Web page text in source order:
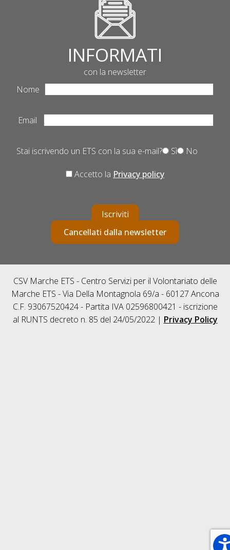
INFORMATI
con la newsletter
Nome
Email
Stai iscrivendo un ETS con la sua e-mail? Sì No
Accetto la Privacy policy
Iscriviti
Cancellati dalla newsletter
CSV Marche ETS - Centro Servizi per il Volontariato delle
Marche ETS - Via Della Montagnola 69/a - 60127 Ancona
C.F. 93067520424 - Partita IVA 02596800421 - iscrizione
al RUNTS decreto n. 85 del 24/05/2022 | Privacy Policy